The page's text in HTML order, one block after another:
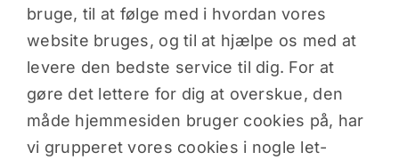
bruge, til at følge med i hvordan vores
website bruges, og til at hjælpe os med at
levere den bedste service til dig. For at
gøre det lettere for dig at overskue, den
måde hjemmesiden bruger cookies på, har
vi grupperet vores cookies i nogle let-